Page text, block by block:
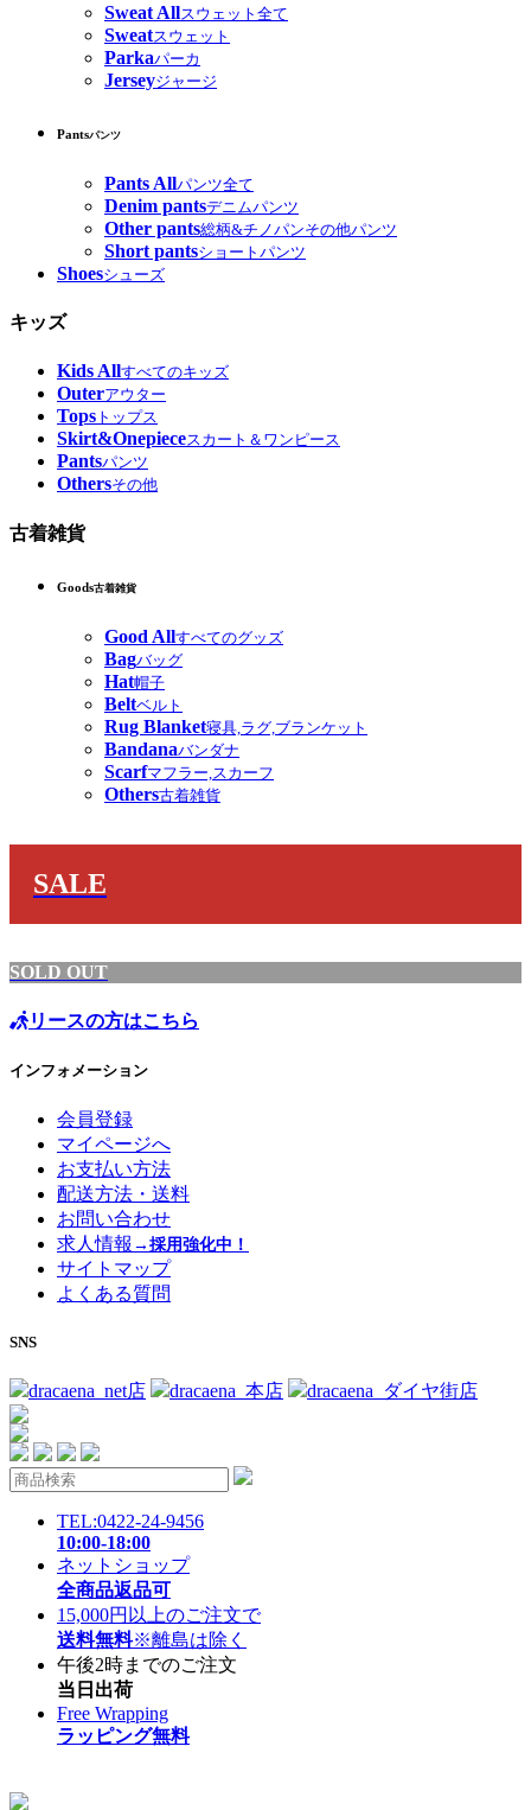
Sweat Allスウェット全て
Sweatスウェット
Parkaパーカ
Jerseyジャージ
Pantsパンツ
Pants Allパンツ全て
Denim pantsデニムパンツ
Other pants総柄&チノパンその他パンツ
Short pantsショートパンツ
Shoesシューズ
キッズ
Kids Allすべてのキッズ
Outerアウター
Tops トップス
Skirt&Onepieceスカート＆ワンピース
Pantsパンツ
Othersその他
古着雑貨
Goods古着雑貨
Good Allすべてのグッズ
Bagバッグ
Hat帽子
Beltベルト
Rug Blanket寝具,ラグ,ブランケット
Bandanaバンダナ
Scarfマフラー,スカーフ
Others古着雑貨
SALE
SOLD OUT
リースの方はこちら
インフォメーション
会員登録
マイページへ
お支払い方法
配送方法・送料
お問い合わせ
求人情報 →採用強化中！
サイトマップ
よくある質問
SNS
dracaena_net店 dracaena_本店 dracaena_ダイヤ街店
TEL:0422-24-9456
10:00-18:00
ネットショップ
全商品返品可
15,000円以上のご注文で
送料無料※離島は除く
午後2時までのご注文
当日出荷
Free Wrapping
ラッピング無料